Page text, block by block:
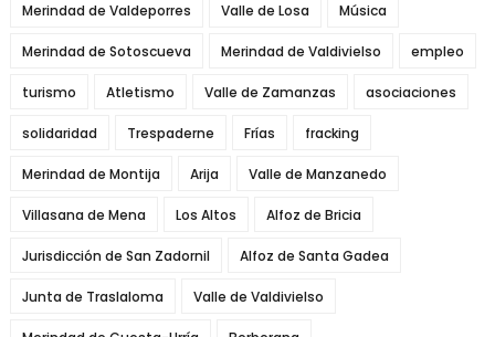
Merindad de Valdeporres Valle de Losa Música
Merindad de Sotoscueva Merindad de Valdivielso empleo
turismo Atletismo Valle de Zamanzas asociaciones
solidaridad Trespaderne Frías fracking
Merindad de Montija Arija Valle de Manzanedo
Villasana de Mena Los Altos Alfoz de Bricia
Jurisdicción de San Zadornil Alfoz de Santa Gadea
Junta de Traslaloma Valle de Valdivielso